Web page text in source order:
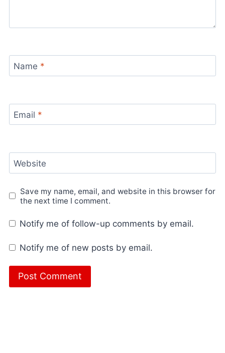
Name *
Email *
Website
Save my name, email, and website in this browser for
the next time I comment.
Notify me of follow-up comments by email.
Notify me of new posts by email.